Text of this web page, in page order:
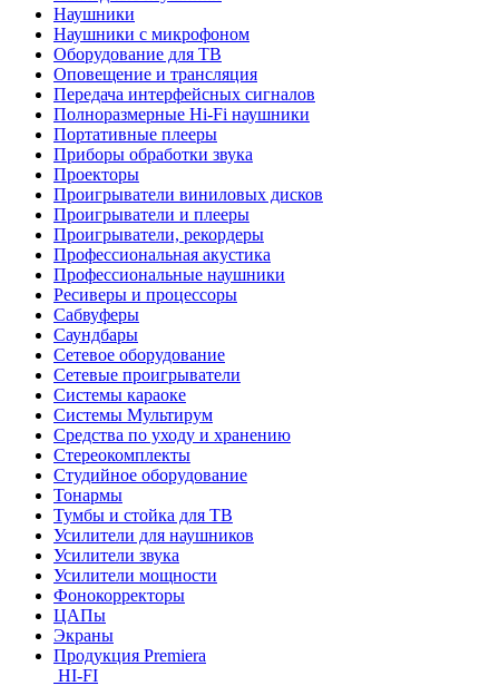
Наушники
Наушники с микрофоном
Оборудование для ТВ
Оповещение и трансляция
Передача интерфейсных сигналов
Полноразмерные Hi-Fi наушники
Портативные плееры
Приборы обработки звука
Проекторы
Проигрыватели виниловых дисков
Проигрыватели и плееры
Проигрыватели, рекордеры
Профессиональная акустика
Профессиональные наушники
Ресиверы и процессоры
Сабвуферы
Саундбары
Сетевое оборудование
Сетевые проигрыватели
Системы караоке
Системы Мультирум
Средства по уходу и хранению
Стереокомплекты
Студийное оборудование
Тонармы
Тумбы и стойка для ТВ
Усилители для наушников
Усилители звука
Усилители мощности
Фонокорректоры
ЦАПы
Экраны
Продукция Premiera
HI-FI